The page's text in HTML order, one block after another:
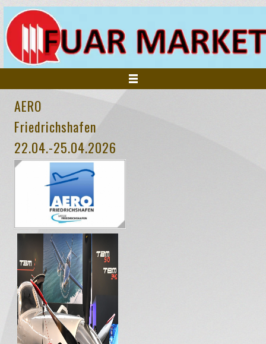
ANASAYFA
KURUMSAL
HİZMETLERİMİZ
İNSAN KAYNAKLARI
İLETİŞİM
AERO
Friedrichshafen
22.04.-25.04.2026